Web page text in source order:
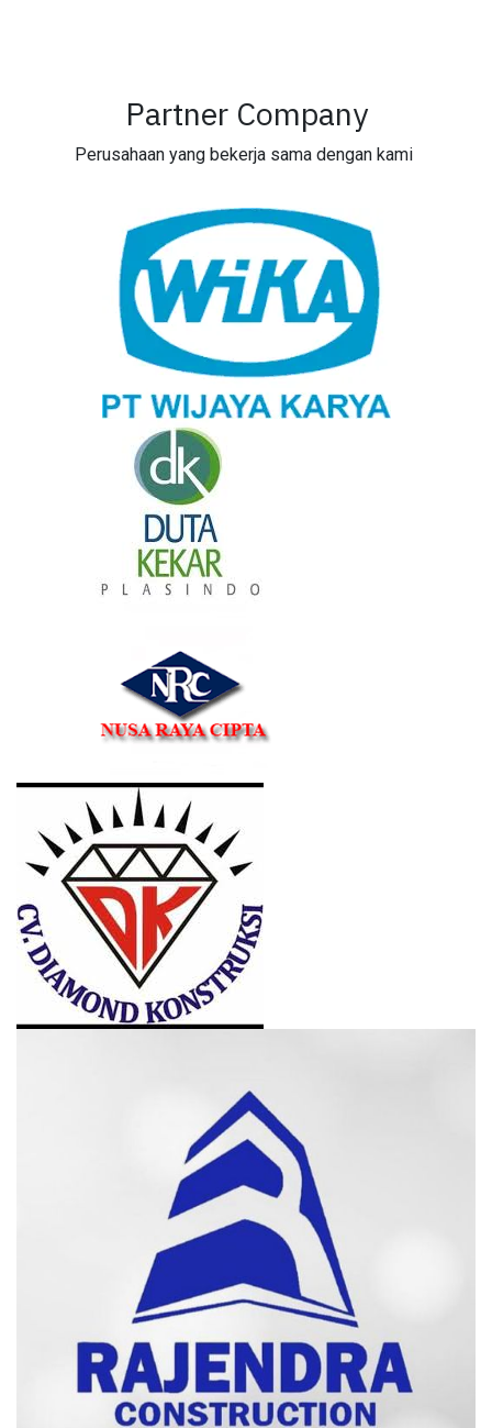
Partner Company
Perusahaan yang bekerja sama dengan kami